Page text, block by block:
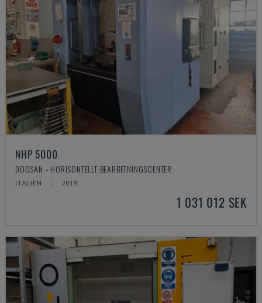
NHP 5000
DOOSAN - HORISONTELLT BEARBETNINGSCENTER
ITALIEN 2019
1 031 012 SEK